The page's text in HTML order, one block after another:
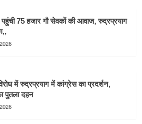
पहुंची 75 हजार गौ सेवकों की आवाज, रुद्रप्रयाग
में रुद्रप्रयाग में कांग्रेस का प्रदर्शन,
पुतला दहन